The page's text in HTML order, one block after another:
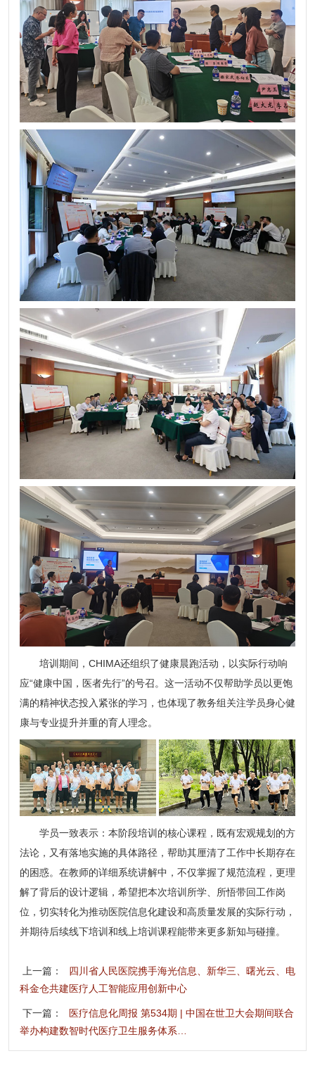
培训期间，CHIMA还组织了健康晨跑活动，以实际行动响
应“健康中国，医者先行”的号召。这一活动不仅帮助学员以更饱
满的精神状态投入紧张的学习，也体现了教务组关注学员身心健
康与专业提升并重的育人理念。
学员一致表示：本阶段培训的核心课程，既有宏观规划的方
法论，又有落地实施的具体路径，帮助其厘清了工作中长期存在
的困惑。在教师的详细系统讲解中，不仅掌握了规范流程，更理
解了背后的设计逻辑，希望把本次培训所学、所悟带回工作岗
位，切实转化为推动医院信息化建设和高质量发展的实际行动，
并期待后续线下培训和线上培训课程能带来更多新知与碰撞。
上一篇：
四川省人民医院携手海光信息、新华三、曙光云、电
科金仓共建医疗人工智能应用创新中心
下一篇：
医疗信息化周报 第534期 | 中国在世卫大会期间联合
举办构建数智时代医疗卫生服务体系…